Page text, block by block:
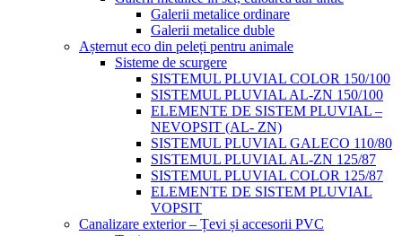
Galerii metalice ordinare
Galerii metalice duble
Așternut eco din peleți pentru animale
Sisteme de scurgere
SISTEMUL PLUVIAL COLOR 150/100
SISTEMUL PLUVIAL AL-ZN 150/100
ELEMENTE DE SISTEM PLUVIAL –
NEVOPSIT (AL- ZN)
SISTEMUL PLUVIAL GALECO 110/80
SISTEMUL PLUVIAL AL-ZN 125/87
SISTEMUL PLUVIAL COLOR 125/87
ELEMENTE DE SISTEM PLUVIAL
VOPSIT
Canalizare exterior – Țevi și accesorii PVC